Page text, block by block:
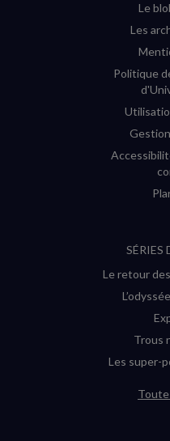
Le
Les
Politique
SÉRIES
Le retour
Trous
Les super-